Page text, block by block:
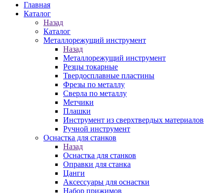
Главная
Каталог
Назад
Каталог
Металлорежущий инструмент
Назад
Металлорежущий инструмент
Резцы токарные
Твердосплавные пластины
Фрезы по металлу
Сверла по металлу
Метчики
Плашки
Инструмент из сверхтвердых материалов
Ручной инструмент
Оснастка для станков
Назад
Оснастка для станков
Оправки для станка
Цанги
Аксессуары для оснастки
Набор прижимов